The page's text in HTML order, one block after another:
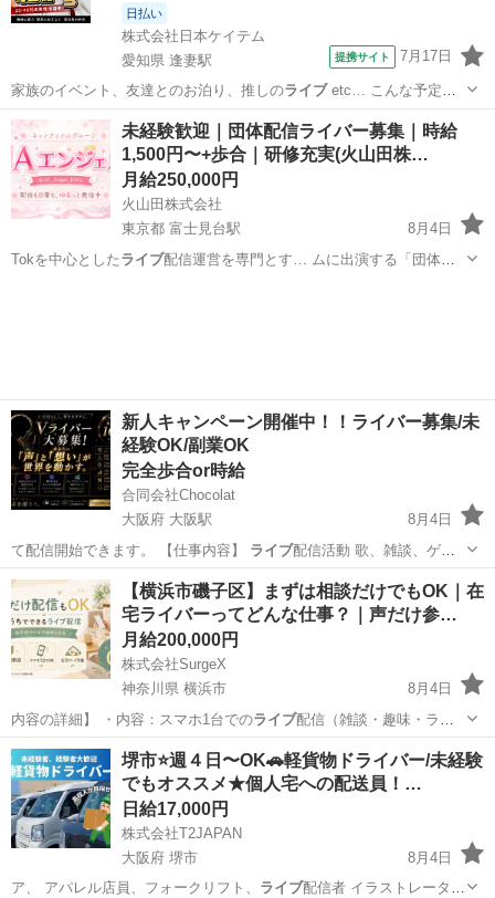
日払い
株式会社日本ケイテム
愛知県 逢妻駅
提携サイト 7月17日
家族のイベント、友達とのお泊り、推しのライブetc… こんな予定に
も、週末が休み…
愛知 刈谷市 逢妻駅 その他
未経験歓迎｜団体配信ライバー募集｜時給
1,500円〜+歩合｜研修充実(火山田株…
月給250,000円
火山田株式会社
東京都 富士見台駅
8月4日
Tokを中心とした ライブ配信運営を専門とす… ムに出演する「団体ラ
新人キャンペーン開催中！！ライバー募集/未
経験OK/副業OK
完全歩合or時給
合同会社Chocolat
大阪府 大阪駅
8月4日
て配信開始できます。 【仕事内容】 ライブ配信活動 歌、雑談、ゲー
ムetc...…
大阪 大阪市 大阪駅 その他 ライバー
【横浜市磯子区】まずは相談だけでもOK｜在
宅ライバーってどんな仕事？｜声だけ参…
月給200,000円
株式会社SurgeX
神奈川県 横浜市
8月4日
内容の詳細】 ・内容：スマホ1台でのライブ配信（雑談・趣味・ラジ
オ配信など） …
神奈川 横浜市 その他 ライバー
堺市⭐️週４日〜OK🚗軽貨物ドライバー/未経験
でもオススメ★個人宅への配送員！…
日給17,000円
株式会社T2JAPAN
大阪府 堺市
8月4日
ア、 アパレル店員、フォークリフト、 ライブ配信者 イラストレータ